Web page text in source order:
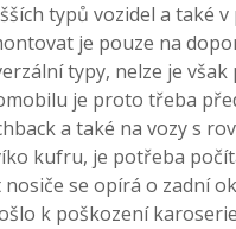
typů vozidel a také
je pouze na
typy, nelze je
je proto třeba
a také na vozy s
kufru, je potřeba
nosiče se opírá o zadní
k poškození